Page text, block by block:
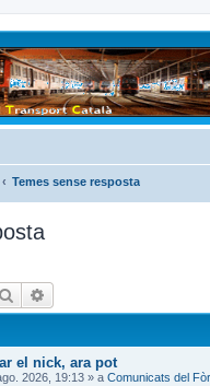
Temes sense resposta
Cerca
el nick, ara pot
2026, 19:13 » a Comunicats del